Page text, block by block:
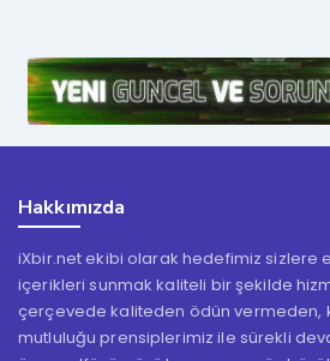
Hakkımızda
iXbir.net ekibi olarak hedefimiz sizlere
içerikleri sunmak kaliteli bir şekilde
çerçevede kaliteden ödün vermeden,
mutluluğu prensiplerimiz ile sürekli